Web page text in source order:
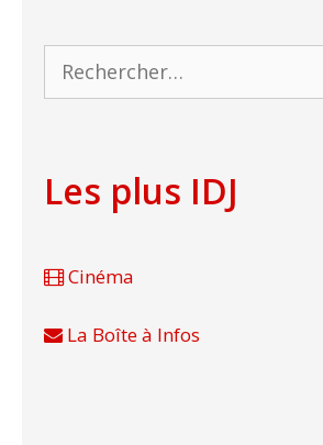
Rechercher :
Les plus IDJ
Cinéma
La Boîte à Infos